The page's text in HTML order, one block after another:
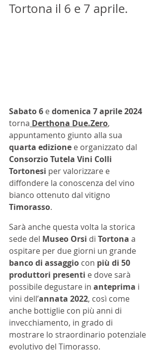
Tortona il 6 e 7 aprile.
Sabato 6 e domenica 7 aprile 2024
torna Derthona Due.Zero,
appuntamento giunto alla sua
quarta edizione e organizzato dal
Consorzio Tutela Vini Colli
Tortonesi per valorizzare e
diffondere la conoscenza del vino
bianco ottenuto dal vitigno
Timorasso.
Sarà anche questa volta la storica
sede del Museo Orsi di Tortona a
ospitare per due giorni un grande
banco di assaggio con più di 50
produttori presenti e dove sarà
possibile degustare in anteprima i
vini dell’annata 2022, così come
anche bottiglie con più anni di
invecchiamento, in grado di
mostrare lo straordinario potenziale
evolutivo del Timorasso.